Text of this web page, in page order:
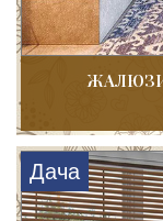
Дача